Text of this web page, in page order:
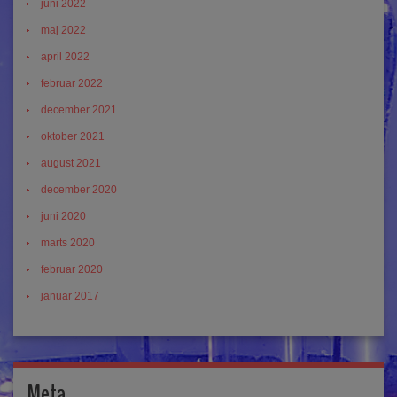
juni 2022
maj 2022
april 2022
februar 2022
december 2021
oktober 2021
august 2021
december 2020
juni 2020
marts 2020
februar 2020
januar 2017